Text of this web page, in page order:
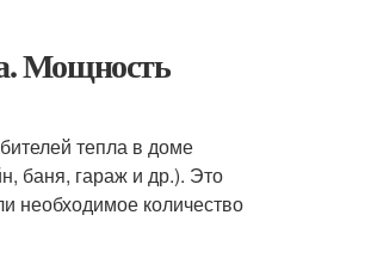
Мощность
тепла в доме
баня, гараж и др.). Это
необходимое количество